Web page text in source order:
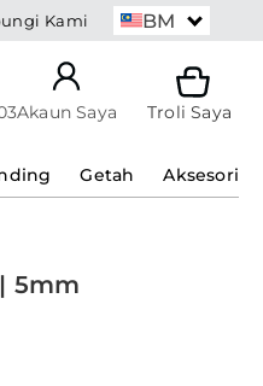
Kami BM
Akaun Saya Troli Saya
Getah Aksesori
5mm